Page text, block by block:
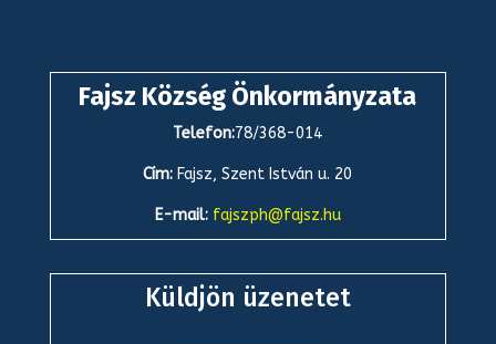
Fajsz Község Önkormányzata
Telefon:78/368-014
Cím: Fajsz, Szent István u. 20
E-mail: fajszph@fajsz.hu
Küldjön üzenetet